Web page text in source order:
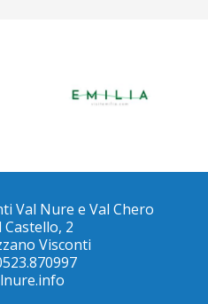
Val Nure e Val Chero
Castello, 2
Visconti